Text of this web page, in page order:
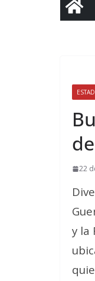
22
y la